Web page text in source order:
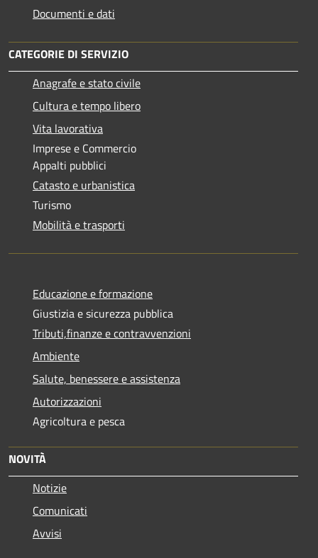
Documenti e dati
CATEGORIE DI SERVIZIO
Anagrafe e stato civile
Cultura e tempo libero
Vita lavorativa
Imprese e Commercio
Appalti pubblici
Catasto e urbanistica
Turismo
Mobilità e trasporti
Educazione e formazione
Giustizia e sicurezza pubblica
Tributi,finanze e contravvenzioni
Ambiente
Salute, benessere e assistenza
Autorizzazioni
Agricoltura e pesca
NOVITÀ
Notizie
Comunicati
Avvisi